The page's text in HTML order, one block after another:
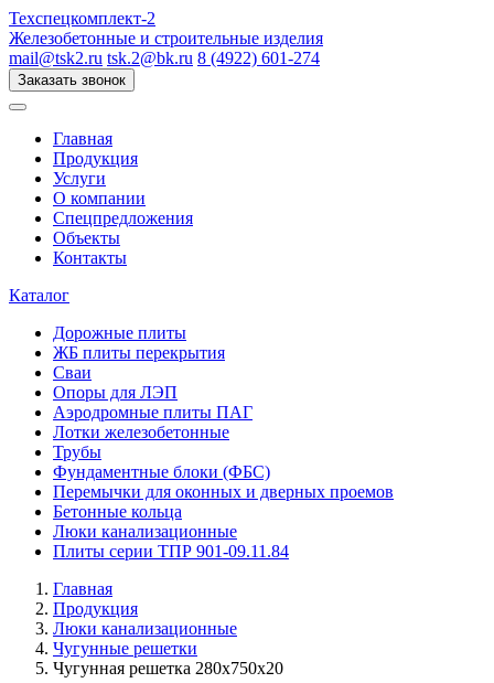
Техспецкомплект-2
Железобетонные и строительные изделия
mail@tsk2.ru tsk.2@bk.ru 8 (4922) 601-274
Заказать звонок
Главная
Продукция
Услуги
О компании
Спецпредложения
Объекты
Контакты
Каталог
Дорожные плиты
ЖБ плиты перекрытия
Сваи
Опоры для ЛЭП
Аэродромные плиты ПАГ
Лотки железобетонные
Трубы
Фундаментные блоки (ФБС)
Перемычки для оконных и дверных проемов
Бетонные кольца
Люки канализационные
Плиты серии ТПР 901-09.11.84
Главная
Продукция
Люки канализационные
Чугунные решетки
Чугунная решетка 280х750х20